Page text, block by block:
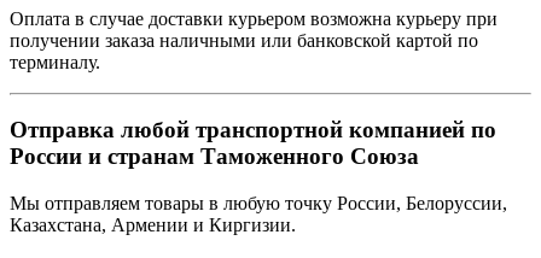
Оплата в случае доставки курьером возможна курьеру при
получении заказа наличными или банковской картой по
терминалу.
Отправка любой транспортной компанией по
России и странам Таможенного Союза
Мы отправляем товары в любую точку России, Белоруссии,
Казахстана, Армении и Киргизии.